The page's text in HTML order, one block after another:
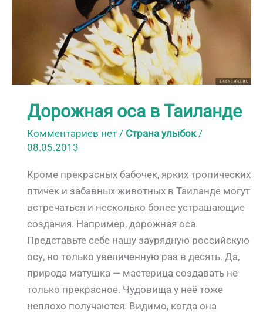
Дорожная оса в Таиланде
Комментариев нет / Страна улыбок/
08.05.2013
Кроме прекрасных бабочек, ярких тропических
птичек и забавных животных в Таиланде могут
встречаться и несколько более устрашающие
создания. Например, дорожная оса.
Представьте себе нашу заурядную российскую
осу, но только увеличенную раз в десять. Да,
природа матушка — мастерица создавать не
только прекрасное. Чудовища у неё тоже
неплохо получаются. Видимо, когда она